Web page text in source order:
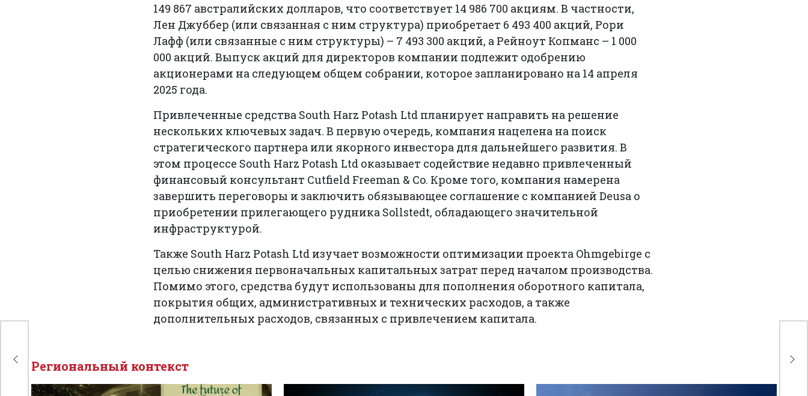
149 867 австралийских долларов, что соответствует 14 986 700 акциям. В частности,
Лен Джуббер (или связанная с ним структура) приобретает 6 493 400 акций, Рори
Лафф (или связанные с ним структуры) – 7 493 300 акций, а Рейноут Копманс – 1 000
000 акций. Выпуск акций для директоров компании подлежит одобрению
акционерами на следующем общем собрании, которое запланировано на 14 апреля
2025 года.
Привлеченные средства South Harz Potash Ltd планирует направить на решение
нескольких ключевых задач. В первую очередь, компания нацелена на поиск
стратегического партнера или якорного инвестора для дальнейшего развития. В
этом процессе South Harz Potash Ltd оказывает содействие недавно привлеченный
финансовый консультант Cutfield Freeman & Co. Кроме того, компания намерена
завершить переговоры и заключить обязывающее соглашение с компанией Deusa о
приобретении прилегающего рудника Sollstedt, обладающего значительной
инфраструктурой.
Также South Harz Potash Ltd изучает возможности оптимизации проекта Ohmgebirge с
целью снижения первоначальных капитальных затрат перед началом производства.
Помимо этого, средства будут использованы для пополнения оборотного капитала,
покрытия общих, административных и технических расходов, а также
дополнительных расходов, связанных с привлечением капитала.
Региональный контекст